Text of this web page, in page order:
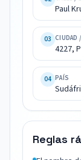
Street
432
4227,
Pretoria
Sudáfrica
Paul
03 CIUDAD
4227,
04 PAÍS
Reglas